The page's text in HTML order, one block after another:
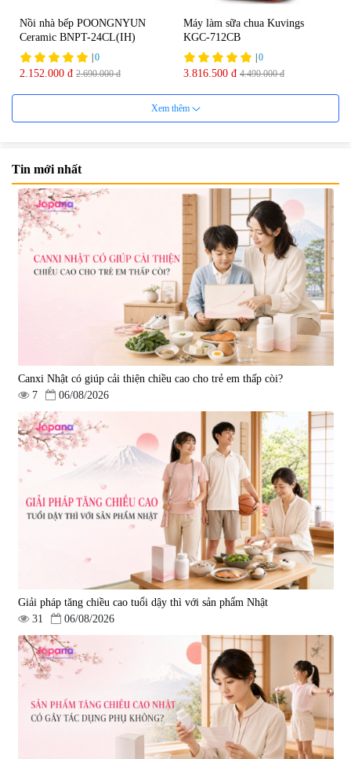
Nồi nhà bếp POONGNYUN
Ceramic BNPT-24CL(IH)
0
2.152.000 đ 2.690.000 đ
Máy làm sữa chua Kuvings
KGC-712CB
0
3.816.500 đ 4.490.000 đ
Máy ép Kuvings NS-321CBM2
|0
12.392.000 đ 15.490.000 đ
30%
Nồi nhà bếp nhôm
POONGNYUN FMPT-
28CH(IH)
2.443.000 đ 3.490.000 đ
Nồi nhà bếp POONGNYUN
Ceramic BNPT-24C(IH)
2.163.000 đ 3.090.000 đ
25%
Nồi nhà bếp POONGNYUN
Ceramic BLRPT-20C(IH)
0
1.867.500 đ 2.490.000 đ
Lẩu điện Kuvings KMG-200B
5%
Máy ép Kuvings KHS-2520CB
|0
18.040.500 đ 18.990.000 đ
Xem thêm
Tin mới nhất
Canxi Nhật có giúp cải thiện chiều cao cho trẻ em thấp còi?
7
06/08/2026
Giải pháp tăng chiều cao tuổi dậy thì với sản phẩm Nhật
31
06/08/2026